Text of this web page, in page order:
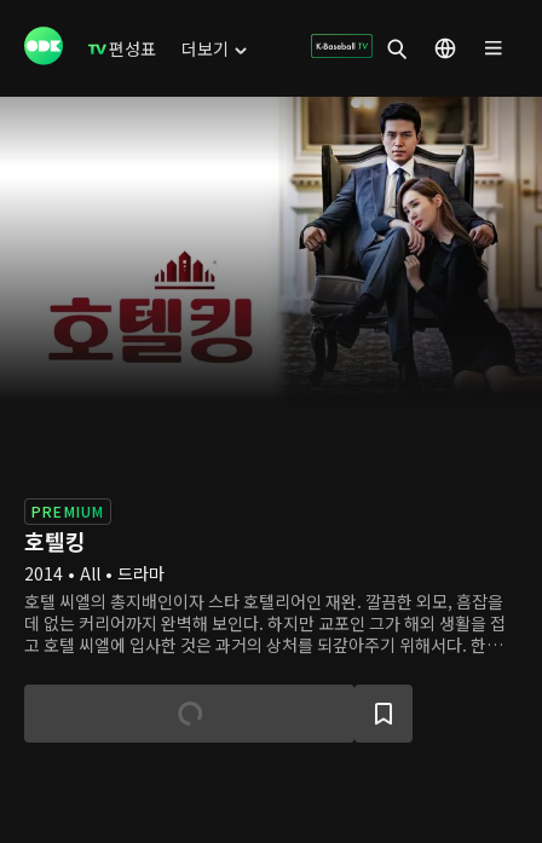
편성표 더보기
PREMIUM
호텔킹
2014 • All • 드라마
호텔 씨엘의 총지배인이자 스타 호텔리어인 재완. 깔끔한 외모, 흠잡을
데 없는 커리어까지 완벽해 보인다. 하지만 교포인 그가 해외 생활을 접
고 호텔 씨엘에 입사한 것은 과거의 상처를 되갚아주기 위해서다. 한편
경영 후계자로 지목된다. 모네는 처음엔 철없는 모습을 보이며 호텔 사람
들의 우려를 샀지만, 점차 자신의 능력을 키워 아버지가 사랑했던 호텔을
지키려 노력한다. 호텔 씨엘의 부회장 이중구는 아성원의 오랜 친구이자